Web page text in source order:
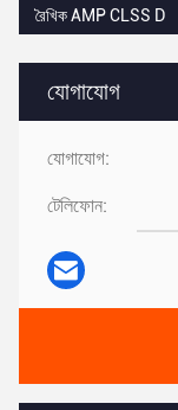
যোগাযোগ
যোগাযোগ:
টেলিফোন:
রৈখিক AMP CLSS D